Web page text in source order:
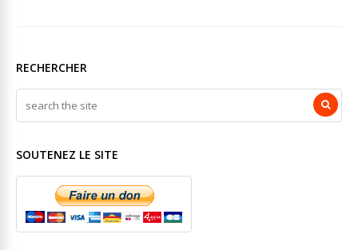
RECHERCHER
SOUTENEZ LE SITE